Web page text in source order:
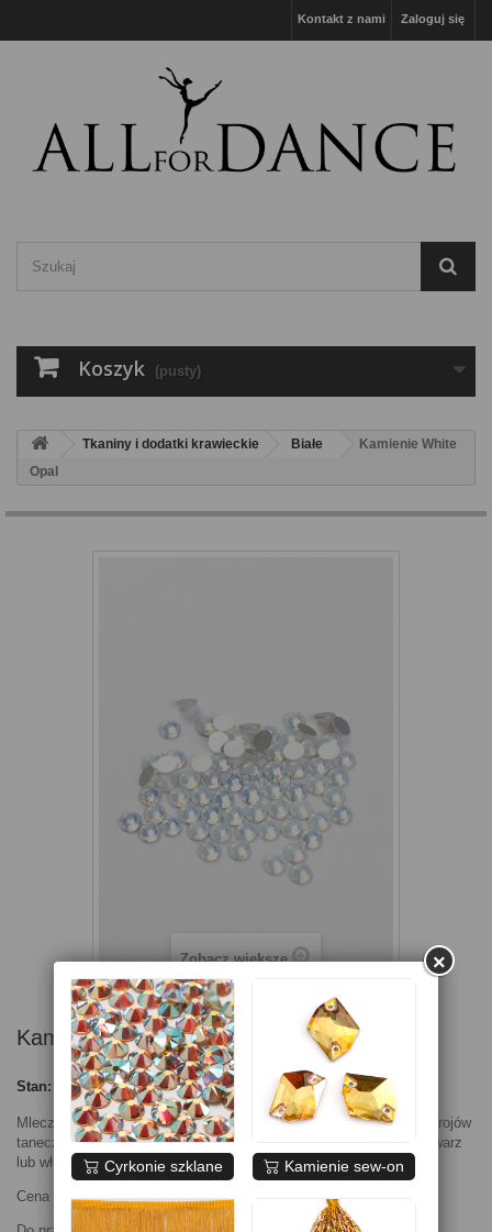
Zaloguj się
Kontakt z nami
Koszyk (pusty)
Tkaniny i dodatki krawieckie Białe
Kamienie White
Opal
Zobacz większe
Kamienie White Opal
Stan: Nowy produkt
Mleczne mieniące się na złoto kamienie do zdobienia sukienek, strojów
tanecznych i butów. Można je również stosować jako ozdoba na twarz
lub włosy.
Cena za opakowanie 1 gross = 144szt.
×
Cyrkonie szklane Kamienie sew-on